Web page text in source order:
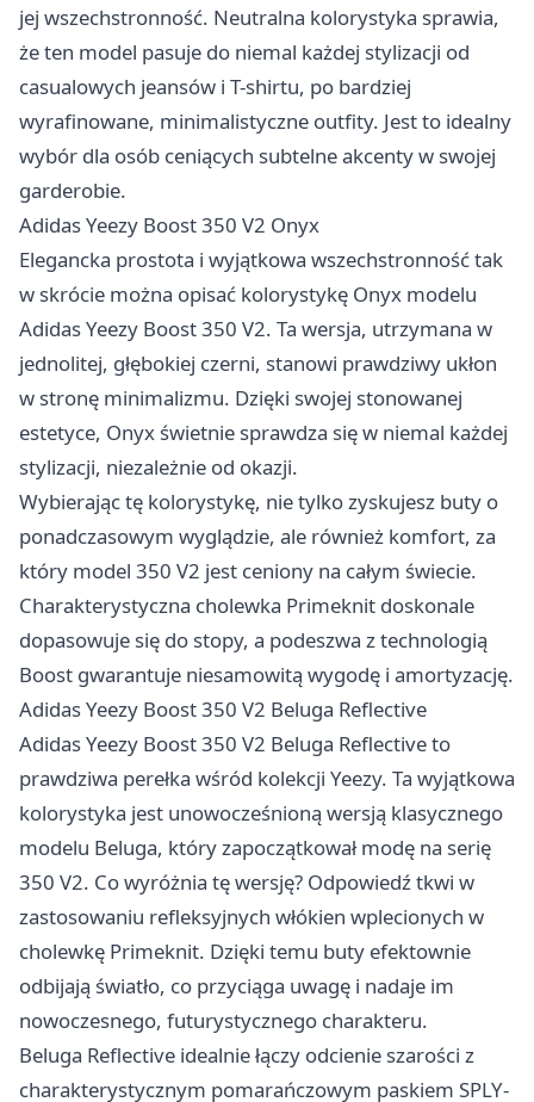
jej wszechstronność. Neutralna kolorystyka sprawia,
że ten model pasuje do niemal każdej stylizacji od
casualowych jeansów i T-shirtu, po bardziej
wyrafinowane, minimalistyczne outfity. Jest to idealny
wybór dla osób ceniących subtelne akcenty w swojej
garderobie.
Adidas Yeezy Boost 350 V2 Onyx
Elegancka prostota i wyjątkowa wszechstronność tak
w skrócie można opisać kolorystykę Onyx modelu
Adidas Yeezy Boost 350 V2. Ta wersja, utrzymana w
jednolitej, głębokiej czerni, stanowi prawdziwy ukłon
w stronę minimalizmu. Dzięki swojej stonowanej
estetyce, Onyx świetnie sprawdza się w niemal każdej
stylizacji, niezależnie od okazji.
Wybierając tę kolorystykę, nie tylko zyskujesz buty o
ponadczasowym wyglądzie, ale również komfort, za
który model 350 V2 jest ceniony na całym świecie.
Charakterystyczna cholewka Primeknit doskonale
dopasowuje się do stopy, a podeszwa z technologią
Boost gwarantuje niesamowitą wygodę i amortyzację.
Adidas Yeezy Boost 350 V2 Beluga Reflective
Adidas Yeezy Boost 350 V2 Beluga Reflective to
prawdziwa perełka wśród kolekcji Yeezy. Ta wyjątkowa
kolorystyka jest unowocześnioną wersją klasycznego
modelu Beluga, który zapoczątkował modę na serię
350 V2. Co wyróżnia tę wersję? Odpowiedź tkwi w
zastosowaniu refleksyjnych włókien wplecionych w
cholewkę Primeknit. Dzięki temu buty efektownie
odbijają światło, co przyciąga uwagę i nadaje im
nowoczesnego, futurystycznego charakteru.
Beluga Reflective idealnie łączy odcienie szarości z
charakterystycznym pomarańczowym paskiem SPLY-